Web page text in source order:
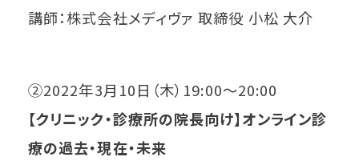
講師：株式会社メディヴァ 取締役 小松 大介
②2022年3月10日（木）19:00～20:00
【クリニック・診療所の院長向け】オンライン診
療の過去・現在・未来